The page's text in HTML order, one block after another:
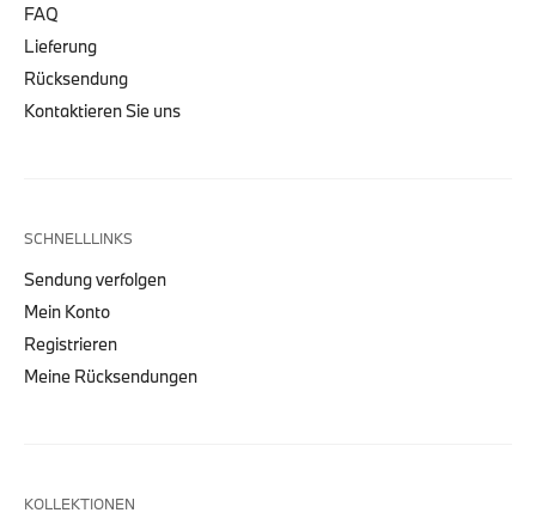
FAQ
Lieferung
Rücksendung
Kontaktieren Sie uns
SCHNELLLINKS
Sendung verfolgen
Mein Konto
Registrieren
Meine Rücksendungen
KOLLEKTIONEN